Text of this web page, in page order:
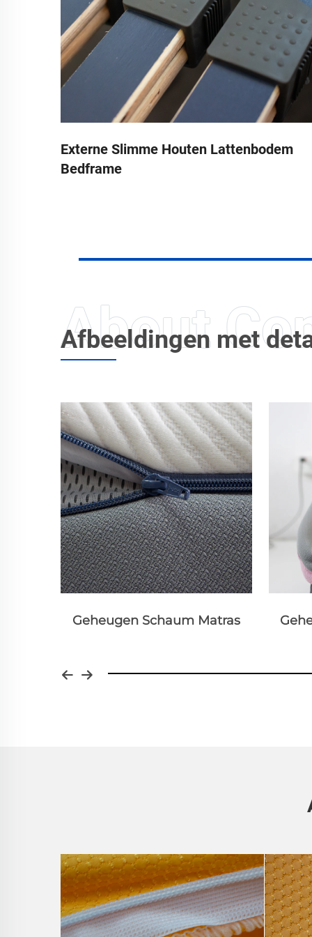
Externe Slimme Houten Lattenbodem
Bedframe
Afbeeldingen met
Geheugen Schaum Matras